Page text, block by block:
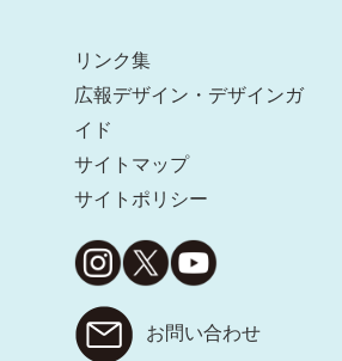
リンク集
広報デザイン・デザインガ
イド
サイトマップ
サイトポリシー
お問い合わせ